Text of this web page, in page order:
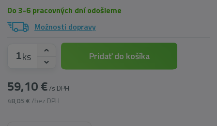
Do 3-6 pracovných dní odošleme
Možnosti dopravy
ks
59,10 €/s DPH
48,05 € /bez DPH
Pridať do košíka